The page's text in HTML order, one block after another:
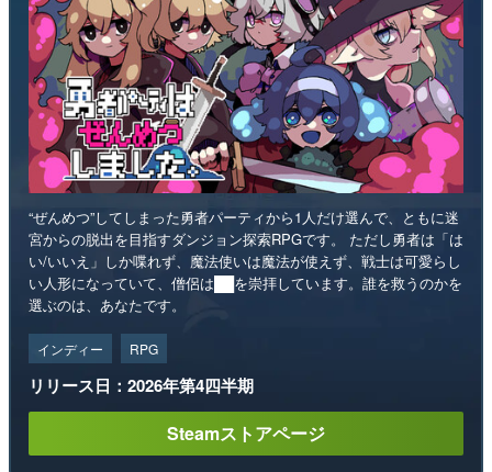
“ぜんめつ”してしまった勇者パーティから1人だけ選んで、ともに迷
宮からの脱出を目指すダンジョン探索RPGです。 ただし勇者は「は
い/いいえ」しか喋れず、魔法使いは魔法が使えず、戦士は可愛らし
い人形になっていて、僧侶は██を崇拝しています。誰を救うのかを
選ぶのは、あなたです。
インディー RPG
リリース日：2026年第4四半期
Steamストアページ